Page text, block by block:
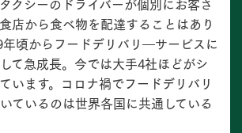
店から食べ物を配達することはあり
年頃からフードデリバリ―サービスに
て急成長。今では大手4社ほどがシ
います。コロナ禍でフードデリバリ
ているのは世界各国に共通している